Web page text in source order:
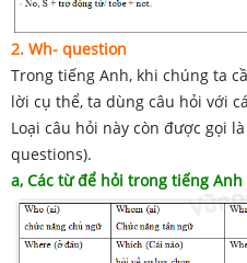
2. Wh- question
Trong tiếng Anh, khi chúng ta
lời cụ thể, ta dùng câu hỏi với
Loại câu hỏi này còn được gọi
questions).
a, Các từ để hỏi trong tiếng Anh